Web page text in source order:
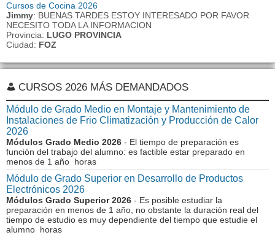
Cursos de Cocina 2026
Jimmy: BUENAS TARDES ESTOY INTERESADO POR FAVOR
NECESITO TODA LA INFORMACION
Provincia: LUGO PROVINCIA
Ciudad: FOZ
CURSOS 2026 MÁS DEMANDADOS
Módulo de Grado Medio en Montaje y Mantenimiento de
Instalaciones de Frio Climatización y Producción de Calor
2026
Módulos Grado Medio 2026 - El tiempo de preparación es
función del trabajo del alumno: es factible estar preparado en
menos de 1 año horas
Módulo de Grado Superior en Desarrollo de Productos
Electrónicos 2026
Módulos Grado Superior 2026 - Es posible estudiar la
preparación en menos de 1 año, no obstante la duración real del
tiempo de estudio es muy dependiente del tiempo que estudie el
alumno horas